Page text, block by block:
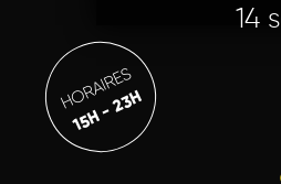
14
HORAIRES
15H - 23H